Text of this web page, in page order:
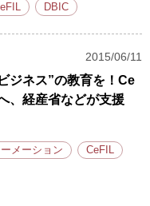
DBIC
2015/06/11
ジネス”の教育を！Ce
、経産省などが支援
メーション CeFIL